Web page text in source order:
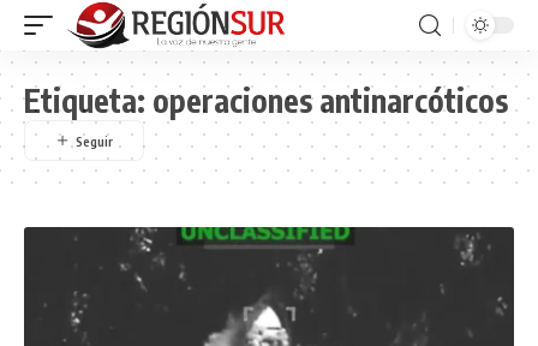
Etiqueta: operaciones antinarcóticos